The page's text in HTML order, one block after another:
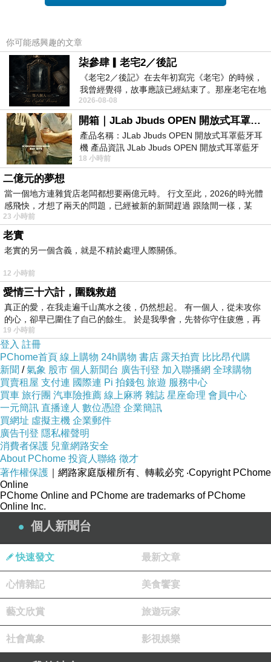
我們的肌肉會疲勞、會酸痛，我們無法用它來做
更多的其他活動。
想想，當我們的單位衝鋒陷陣、心力交瘁，回到
家裡看到小孩鬧、滿地狼藉的時候，你真的還有
多餘的意志力去少油少鹽的吃雞胸肉?
當你完成了一次高強度的力量訓練，跑完一次馬
拉松，你真的還有多餘的意志力不去大快朵頤?
在吃這件事情上面，
消耗更多的意志力，所以意志力用完以後，會更
容易克制不住自己。
如果只是靠意志力來維持減肥的效果，能夠維持
成功的幾率是很低的前面我們提到快速減肥成功
而中醫減重就是讓您在維持正常飲食下，也可以
獲得較好的減重效果
這樣不只不會讓您的作息因為減重而大幅更動
減肥這件事就是長期作戰。如果沒有遵循醫囑，
會很快復胖回去，這種效應實在太可怕了。
因此，必須尋求專業中醫師的建議才是正確的方
式
不要聽信謠言跟偏方。
尤其許多網友的自身經驗，吃什麼有效，吃什麼
可以快速減重，千千萬萬不要全信啊！
透過上面的說明後，我們可以了解整個肥胖的主
要證型
但是切記不可以看到證型，然後自己當醫生，以
務必聽從專業中醫師的，配合療程才有效果
而桃園廣和與廣仁堂中醫診所的治療步驟分為兩
個階段：
1.首先他會先了解我整個身體狀態，並且會反覆
確認患者體質狀態與平常飲食狀況，並會囑咐這
你可能感興趣的文章
柒參肆▎老宅2／後記
《老宅2／後記》在去年初寫完《老宅》的時候，
我曾經覺得，故事應該已經結束了。那座老宅在地
震中倒塌，七個人終於離開那片黑暗，
2026-08-08
開箱｜JLab Jbuds OPEN 開放式耳罩藍牙耳機 - 設計美學，輕巧、透氣、環境音全物理達成！
產品名稱：JLab Jbuds OPEN 開放式耳罩藍牙耳
機 產品資訊 JLab Jbuds OPEN 開放式耳罩藍牙
耳機評語：非常有特色，值得喜愛美型工
18 小時前
二億元的夢想
當一個地方連雜貨店老闆都想要兩億元時。 行文至此，2026的時光體
感飛快，才想了兩天的問題，已經被新的新聞趕過 跟陰間一樣，某
23 小時前
老實
老實的另一個含義，就是不精於處理人際關係。
12 小時前
愛情三十六計，圍魏救趙
真正的愛，在我走遍千山萬水之後，仍然想起。 有一個人，從未攻你
的心，卻早已圍住了自己的餘生。 於是我學會，先替你守住疲憊，再
19 小時前
登入 註冊
PChome首頁 線上購物 24h購物 書店 露天拍賣 比比昂代購
新聞 /氣象 股市 個人新聞台 廣告刊登 加入聯播網 全球購物
買賣租屋 支付連 國際連 Pi 拍錢包 旅遊 服務中心
買車 旅行團 汽車險推薦 線上麻將 雜誌 星座命理 會員中心
一元簡訊 直播達人 數位憑證 企業簡訊
買網址 虛擬主機 企業郵件
廣告刊登 隱私權聲明
消費者保護 兒童網路安全
About PChome 投資人聯絡 徵才
著作權保護 ｜網路家庭版權所有、轉載必究 ‧Copyright PChome
Online
PChome Online and PChome are trademarks of PChome
Online Inc.
個人新聞台
快速發文 最新文章
心情雜記 美食饗宴
藝文欣賞 旅遊玩家
社會萬象 影視娛樂